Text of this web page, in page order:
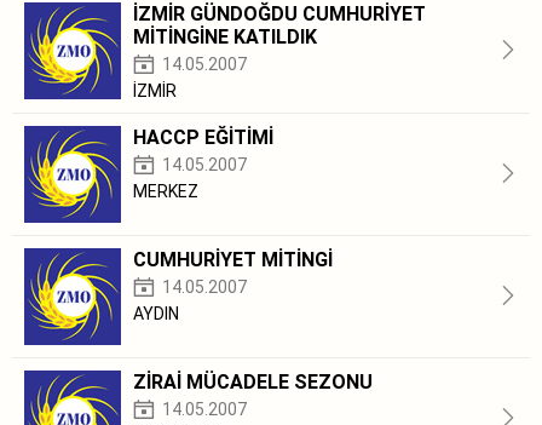
İZMİR GÜNDOĞDU CUMHURİYET
MİTİNGİNE KATILDIK
14.05.2007
İZMİR
HACCP EĞİTİMİ
14.05.2007
MERKEZ
CUMHURİYET MİTİNGİ
14.05.2007
AYDIN
ZİRAİ MÜCADELE SEZONU
14.05.2007